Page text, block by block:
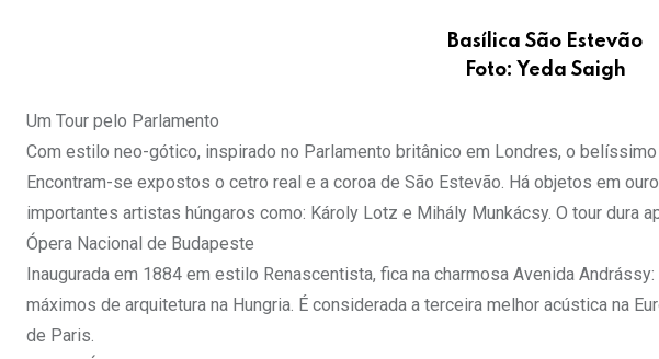
Basílica São Estevão
Foto: Yeda Saigh
Um Tour pelo Parlamento
Com estilo neo-gótico, inspirado no Parlamento britânico em Londres, o
Encontram-se expostos o cetro real e a coroa de São Estevão. Há objetos em
importantes artistas húngaros como: Károly Lotz e Mihály Munkácsy. O tour dura
Ópera Nacional de Budapeste
Inaugurada em 1884 em estilo Renascentista, fica na charmosa Avenida
máximos de arquitetura na Hungria. É considerada a terceira melhor acústica na
de Paris.